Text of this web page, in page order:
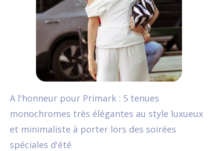
A l'honneur pour Primark : 5 tenues
monochromes très élégantes au style luxueux
et minimaliste à porter lors des soirées
spéciales d'été